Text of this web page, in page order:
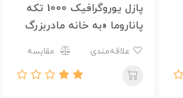
پازل یوروگرافیک 1000 تکه
پاناروما «به خانه مادربزرگ
می رویم» 5331-6010
مقایسه